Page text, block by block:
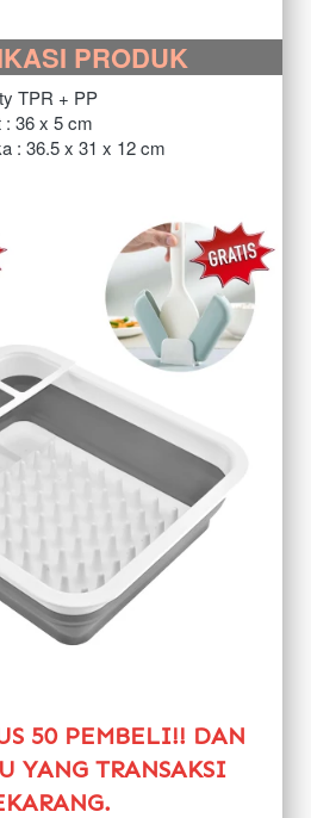
PRODUK
TPR + PP
: 36 x 5 cm
: 36.5 x 31 x 12 cm
50 PEMBELI!! DAN
YANG TRANSAKSI